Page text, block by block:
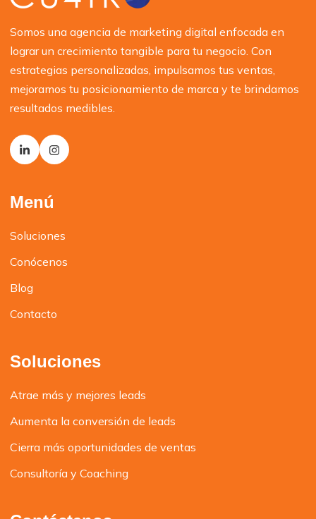
Somos una agencia de marketing digital enfocada en
lograr un crecimiento tangible para tu negocio. Con
estrategias personalizadas, impulsamos tus ventas,
mejoramos tu posicionamiento de marca y te brindamos
resultados medibles.
Menú
Soluciones
Conócenos
Blog
Contacto
Soluciones
Atrae más y mejores leads
Aumenta la conversión de leads
Cierra más oportunidades de ventas
Consultoría y Coaching